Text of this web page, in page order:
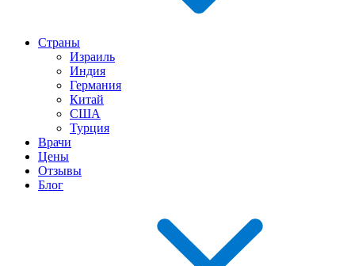
Страны
Израиль
Индия
Германия
Китай
США
Турция
Врачи
Цены
Отзывы
Блог